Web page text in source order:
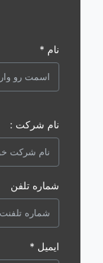
نام شرکت :
شماره تلفن
ایمیل *